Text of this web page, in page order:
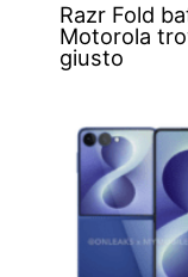
Razr Fold
Motorola
giusto